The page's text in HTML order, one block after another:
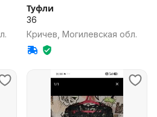
Туфли
36
Кричев, Могилевская обл.